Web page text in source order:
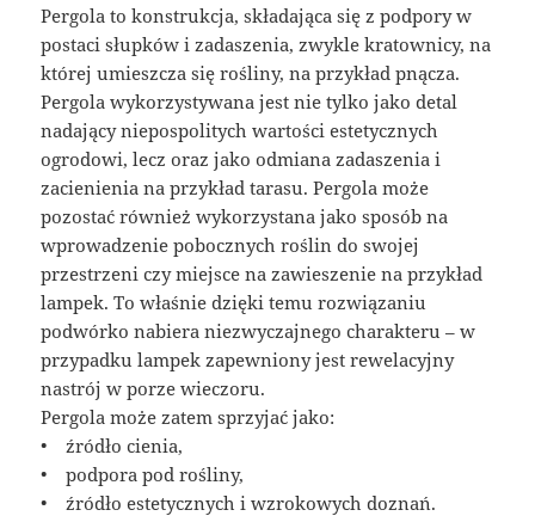
Pergola to konstrukcja, składająca się z podpory w
postaci słupków i zadaszenia, zwykle kratownicy, na
której umieszcza się rośliny, na przykład pnącza.
Pergola wykorzystywana jest nie tylko jako detal
nadający niepospolitych wartości estetycznych
ogrodowi, lecz oraz jako odmiana zadaszenia i
zacienienia na przykład tarasu. Pergola może
pozostać również wykorzystana jako sposób na
wprowadzenie pobocznych roślin do swojej
przestrzeni czy miejsce na zawieszenie na przykład
lampek. To właśnie dzięki temu rozwiązaniu
podwórko nabiera niezwyczajnego charakteru – w
przypadku lampek zapewniony jest rewelacyjny
nastrój w porze wieczoru.
Pergola może zatem sprzyjać jako:
• źródło cienia,
• podpora pod rośliny,
• źródło estetycznych i wzrokowych doznań.